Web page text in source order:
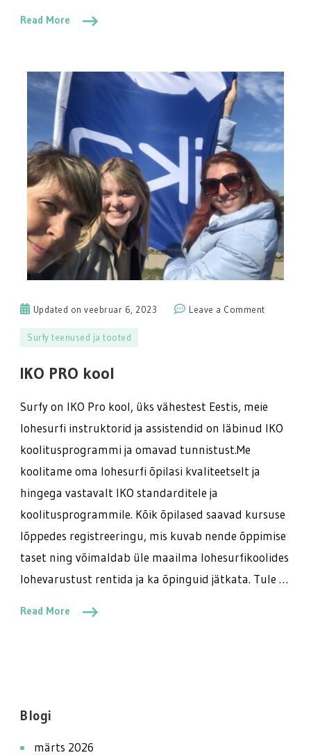
Read More
Updated onveebruar 6, 2023 Leave a Commenton
Surfy teenused ja tooted
IKO PRO kool
Surfy on IKO Pro kool, üks vähestest Eestis, meie
lohesurfi instruktorid ja assistendid on läbinud IKO
koolitusprogrammi ja omavad tunnistust.Me
koolitame oma lohesurfi õpilasi kvaliteetselt ja
hingega vastavalt IKO standarditele ja
koolitusprogrammile. Kõik õpilased saavad kursuse
lõppedes registreeringu, mis kuvab nende õppimise
taset ning võimaldab üle maailma lohesurfikoolides
lohevarustust rentida ja ka õpinguid jätkata. Tule …
Read More
Blogi
märts 2026